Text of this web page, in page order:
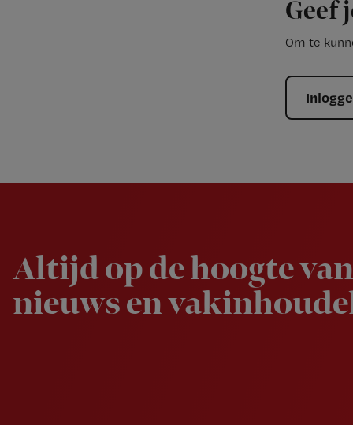
Geef
Om te
Altijd op de hoogte
nieuws en